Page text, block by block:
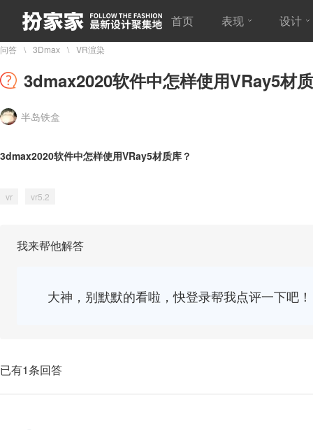
首页 表现 设计
问答 3Dmax VR渲染
3dmax2020软件中怎样使用VRay5材
半岛铁盒
3dmax2020软件中怎样使用VRay5材质库？
vr vr5.2
我来帮他解答
大神，别默默的看啦，快登录帮我点评一下吧！
已有1条回答